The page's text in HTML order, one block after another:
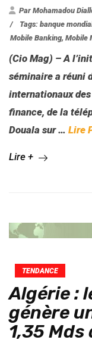
Par Mohamadou
/
Tags: banque
Mobile Banking, Mobile
(Cio Mag) – A
séminaire a réuni
internationaux
finance, de la
Douala sur … Lire
Lire +
TENDANCE
Algérie :
génère
1,35